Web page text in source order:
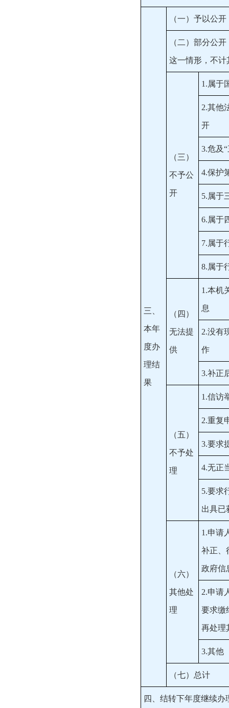
三、
本年
度办
理结
果
（一）予以公开
（二）部分公
这一情形，不计
（三）
不予公
开
1.属于
2.其他
开
3.危及
4.保护
5.属于
6.属于
7.属于
8.属于
（四）
无法提
供
1.本机
息
2.没有
作
3.补正
（五）
不予处
理
1.信访
2.重复
3.要求
4.无正
5.要求
出具已
（六）
其他处
理
1.申请
补正、
政府信
2.申请
要求缴
再处理
3.其他
（七）总计
四、结转下年度继续办